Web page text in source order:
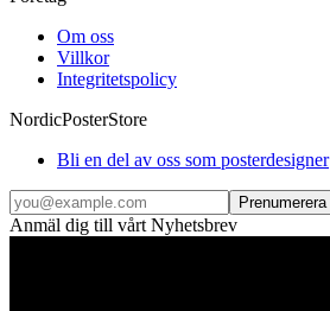
Om oss
Villkor
Integritetspolicy
NordicPosterStore
Bli en del av oss som posterdesigner
Prenumerera
Anmäl dig till vårt Nyhetsbrev